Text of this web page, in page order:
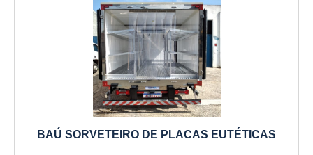
BAÚ SORVETEIRO DE PLACAS EUTÉTICAS